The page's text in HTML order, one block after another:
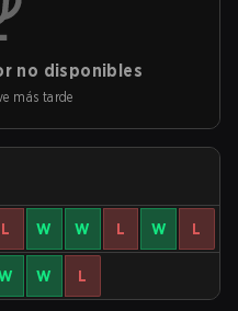
no disponibles
más tarde
L W W L W L
W L